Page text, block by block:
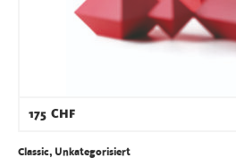
175 CHF
Classic, Unkategorisiert